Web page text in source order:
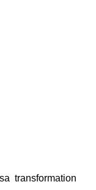
transformation